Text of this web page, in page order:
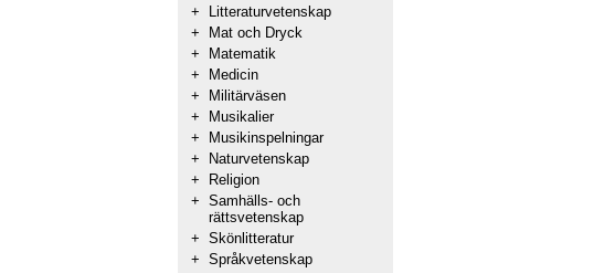
+
Litteraturvetenskap
+
Mat och Dryck
+
Matematik
+
Medicin
+
Militärväsen
+
Musikalier
+
Musikinspelningar
+
Naturvetenskap
+
Religion
+ Samhälls- och
rättsvetenskap
+ Skönlitteratur
+ Språkvetenskap